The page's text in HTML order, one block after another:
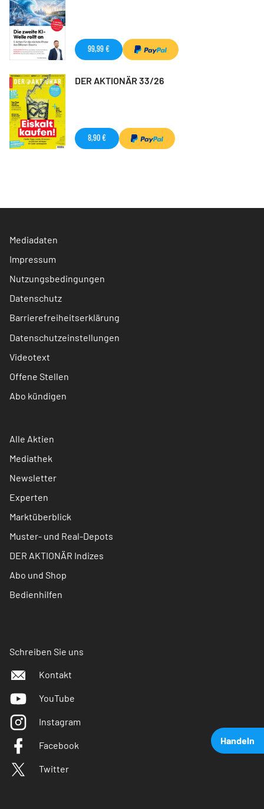
Handeln
99,99 €
DER AKTIONÄR 33/26
8,90 €
Mediadaten
Impressum
Nutzungsbedingungen
Datenschutz
Barrierefreiheitserklärung
Datenschutzeinstellungen
Videotext
Offene Stellen
Abo kündigen
Alle Aktien
Mediathek
Newsletter
Experten
Marktüberblick
Muster- und Real-Depots
DER AKTIONÄR Indizes
Abo und Shop
Bedienhilfen
Schreiben Sie uns
Kontakt
YouTube
Instagram
Facebook
Twitter